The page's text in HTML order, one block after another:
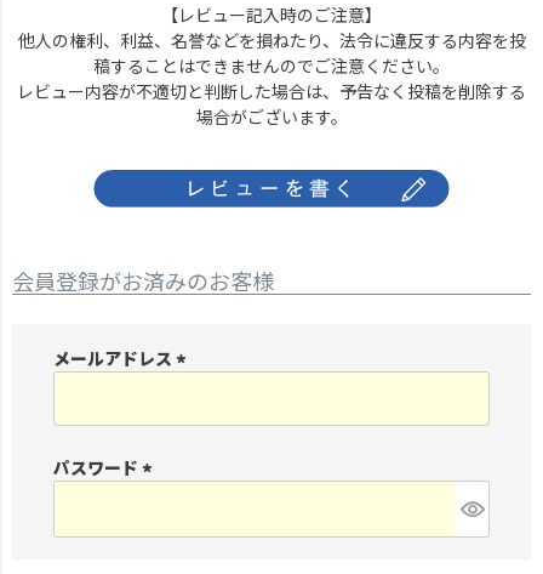
【レビュー記入時のご注意】
他人の権利、利益、名誉などを損ねたり、法令に違反する内容を投
稿することはできませんのでご注意ください。
レビュー内容が不適切と判断した場合は、予告なく投稿を削除する
場合がございます。
会員登録がお済みのお客様
メールアドレス
パスワード